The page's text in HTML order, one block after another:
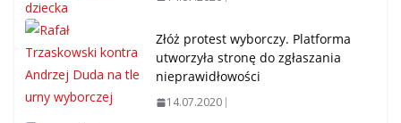
Złóż protest wyborczy. Platforma
utworzyła stronę do zgłaszania
nieprawidłowości
14.07.2020